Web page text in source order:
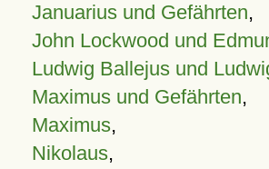
Januarius und Gefährten,
John Lockwood und
Ludwig Ballejus und
Maximus und Gefährten,
Maximus,
Nikolaus,